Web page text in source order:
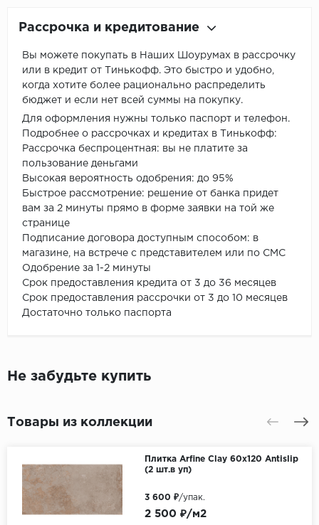
Рассрочка и кредитование
Вы можете покупать в Наших Шоурумах в рассрочку
или в кредит от Тинькофф. Это быстро и удобно,
когда хотите более рационально распределить
бюджет и если нет всей суммы на покупку.
Для оформления нужны только паспорт и телефон.
Подробнее о рассрочках и кредитах в Тинькофф:
Рассрочка беспроцентная: вы не платите за
пользование деньгами
Высокая вероятность одобрения: до 95%
Быстрое рассмотрение: решение от банка придет
вам за 2 минуты прямо в форме заявки на той же
странице
Подписание договора доступным способом: в
магазине, на встрече с представителем или по СМС
Одобрение за 1-2 минуты
Срок предоставления кредита от 3 до 36 месяцев
Срок предоставления рассрочки от 3 до 10 месяцев
Достаточно только паспорта
Не забудьте купить
Товары из коллекции
Плитка Arfine Clay 60x120 Antislip
(2 шт.в уп)
2 500 ₽/м2
3 600 ₽/упак.